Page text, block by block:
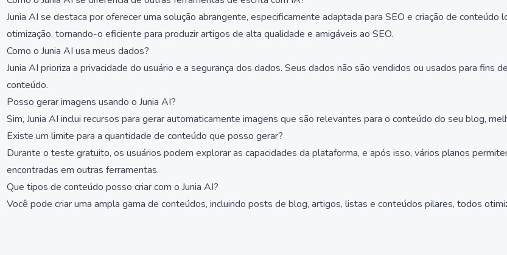
Junia AI se destaca por oferecer uma solução abrangente, especificamente adaptada para SEO e criação de
otimização, tornando-o eficiente para produzir artigos de alta qualidade e amigáveis ao SEO.
Como o Junia AI usa meus dados?
Junia AI prioriza a privacidade do usuário e a segurança dos dados. Seus dados não são vendidos ou usados para fins
conteúdo.
Posso gerar imagens usando o Junia AI?
Sim, Junia AI inclui recursos para gerar automaticamente imagens que são relevantes para o conteúdo do seu blog,
Existe um limite para a quantidade de conteúdo que posso gerar?
Durante o teste gratuito, os usuários podem explorar as capacidades da plataforma, e após isso, vários planos
encontradas em outras ferramentas.
Que tipos de conteúdo posso criar com o Junia AI?
Você pode criar uma ampla gama de conteúdos, incluindo posts de blog, artigos, listas e conteúdos pilares, todos